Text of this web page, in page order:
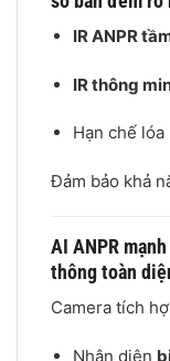
IR ANPR
IR thông
Hạn chế
Đảm bảo khả
AI ANPR
thông toàn
Camera tích
Nhận diện